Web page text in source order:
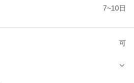
7~10日
可